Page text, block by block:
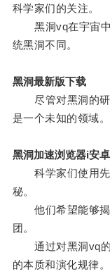
科学家们的关注。
黑洞vq在宇宙中
统黑洞不同。
黑洞最新版下载
尽管对黑洞的研
是一个未知的领域。
黑洞加速浏览器i安
科学家们使用先
秘。
他们希望能够揭
团。
通过对黑洞vq的
的本质和演化规律。